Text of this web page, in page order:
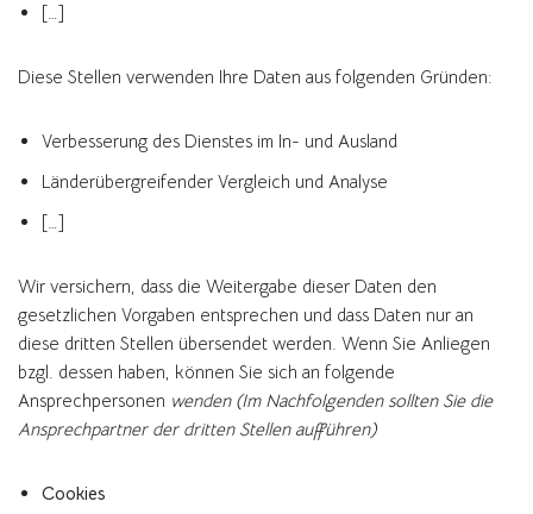
[…]
Diese Stellen verwenden Ihre Daten aus folgenden Gründen:
Verbesserung des Dienstes im In- und Ausland
Länderübergreifender Vergleich und Analyse
[…]
Wir versichern, dass die Weitergabe dieser Daten den
gesetzlichen Vorgaben entsprechen und dass Daten nur an
diese dritten Stellen übersendet werden. Wenn Sie Anliegen
bzgl. dessen haben, können Sie sich an folgende
Ansprechpersonen wenden (Im Nachfolgenden sollten Sie die
Ansprechpartner der dritten Stellen aufführen)
Cookies